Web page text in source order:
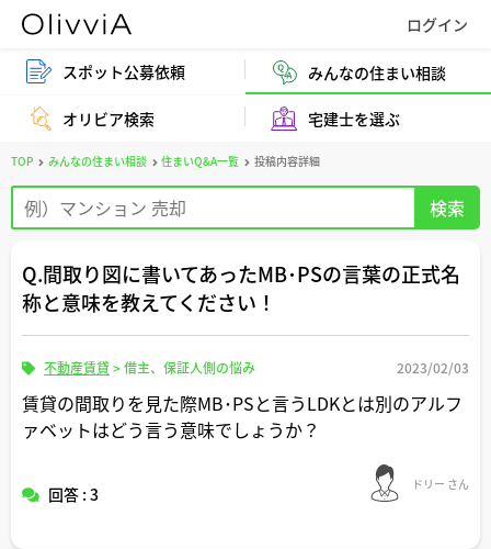
スポット公募依頼 みんなの住まい相談
オリビア検索 宅建士を選ぶ
TOP みんなの住まい相談 住まいQ&A一覧 投稿内容詳細
Q.間取り図に書いてあったMB･PSの言葉の正式名
称と意味を教えてください！
不動産賃貸>借主、保証人側の悩み 2023/02/03
賃貸の間取りを見た際MB･PSと言うLDKとは別のアルフ
ァベットはどう言う意味でしょうか？
回答 : 3 ドリー さん